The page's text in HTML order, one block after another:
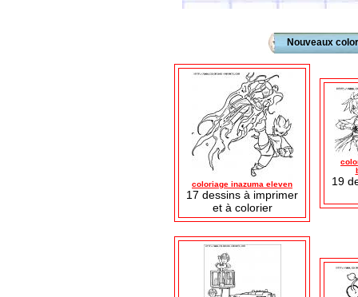
Nouveaux
coloriage inazuma eleven
17 dessins à imprimer
et à colorier
19